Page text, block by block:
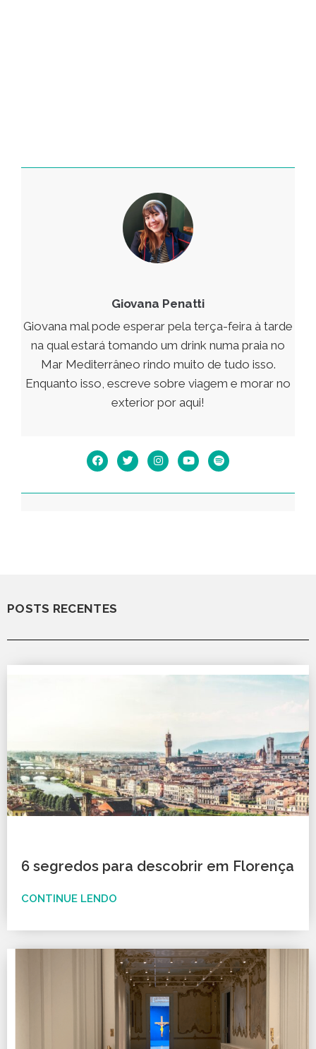
Giovana Penatti
Giovana mal pode esperar pela terça-feira à tarde
na qual estará tomando um drink numa praia no
Mar Mediterrâneo rindo muito de tudo isso.
Enquanto isso, escreve sobre viagem e morar no
exterior por aqui!
POSTS RECENTES
6 segredos para descobrir em Florença
CONTINUE LENDO